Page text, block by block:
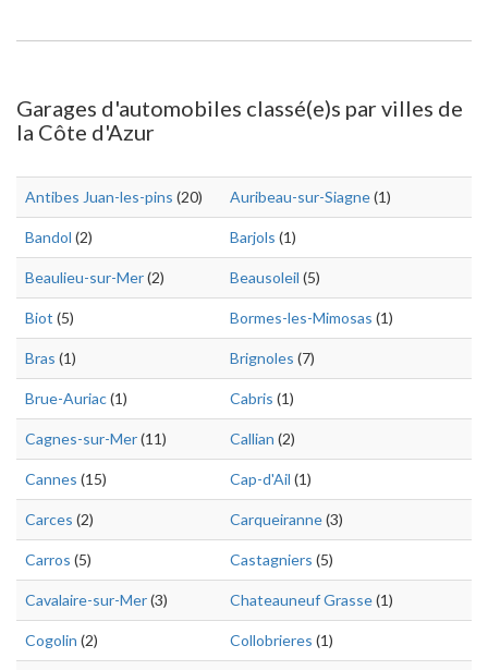
Garages d'automobiles classé(e)s par villes de
la Côte d'Azur
Antibes Juan-les-pins (20) Auribeau-sur-Siagne(1)
Bandol (2) Barjols (1)
Beaulieu-sur-Mer(2) Beausoleil (5)
Biot (5) Bormes-les-Mimosas (1)
Bras (1) Brignoles (7)
Brue-Auriac(1) Cabris (1)
Cagnes-sur-Mer(11) Callian (2)
Cannes (15) Cap-d'Ail (1)
Carces (2) Carqueiranne(3)
Carros (5) Castagniers (5)
Cavalaire-sur-Mer(3) Chateauneuf Grasse(1)
Cogolin (2) Collobrieres (1)